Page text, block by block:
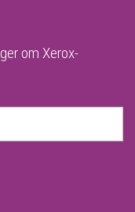
om Xerox-